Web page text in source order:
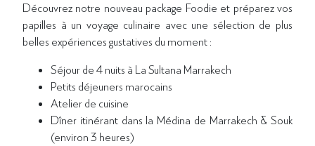
Découvrez notre nouveau package Foodie et préparez vos
papilles à un voyage culinaire avec une sélection de plus
belles expériences gustatives du moment :
Séjour de 4 nuits à La Sultana Marrakech
Petits déjeuners marocains
Atelier de cuisine
Dîner itinérant dans la Médina de Marrakech & Souk
(environ 3 heures)